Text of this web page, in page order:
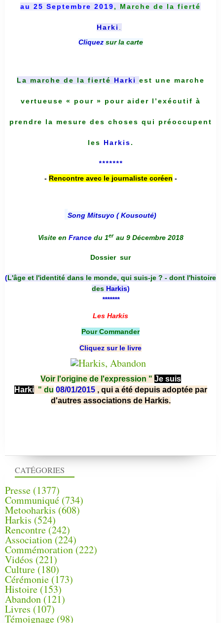
CATÉGORIES
Presse (1377)
Communiqué (734)
Metooharkis (608)
Harkis (524)
Rencontre (242)
Association (224)
Commémoration(222)
Vidéos (221)
Culture(180)
Cérémonie (173)
Histoire (153)
Abandon(121)
Livres (107)
Témoignage (98)
au 25 Septembre 2019, Marche de la fierté
Harki
Cliquez sur la carte
La marche de la fierté Harki est une marche
vertueuse « pour » pour aider l’exécutif à
prendre la mesure des choses qui préoccupent
les Harkis.
*******
- Rencontre avec le journaliste coréen -
Song Mitsuyo ( Kousouté)
Visite en France du 1er au 9 Décembre 2018
Dossier sur
(L'âge et l'identité dans le monde, qui suis-je ? - dont l'histoire
des Harkis)
*******
Les Harkis
Pour Commander
Cliquez sur le livre
Voir l'origine de l'expression " Je suis
Harki " du 08/01/2015 , qui a été depuis adoptée par
d'autres associations de Harkis.